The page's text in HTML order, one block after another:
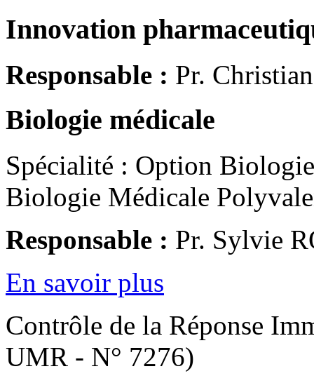
Innovation
Responsable : Pr.
Biologie médicale
Spécialité : Option
Biologie Médicale
Responsable : Pr. Sylvie
En savoir plus
Contrôle de la Réponse
UMR - N° 7276)